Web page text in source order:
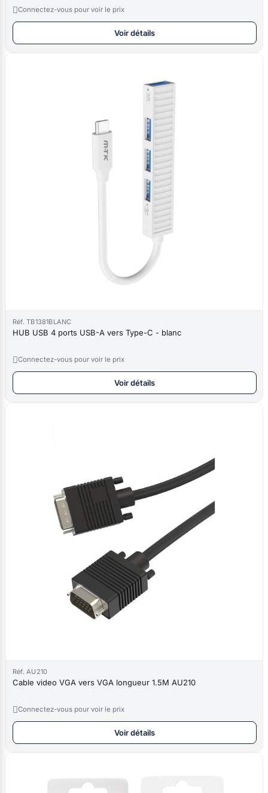
Connectez-vous pour voir le prix
Voir détails
Réf. TB1381BLANC
HUB USB 4 ports USB-A vers Type-C - blanc
Connectez-vous pour voir le prix
Voir détails
Réf. AU210
Cable video VGA vers VGA longueur 1.5M AU210
Connectez-vous pour voir le prix
Voir détails